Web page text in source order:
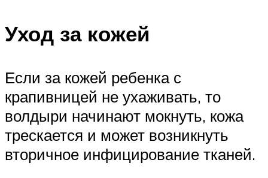
Уход за кожей
Если за кожей ребенка с
крапивницей не ухаживать, то
волдыри начинают мокнуть, кожа
трескается и может возникнуть
вторичное инфицирование тканей.